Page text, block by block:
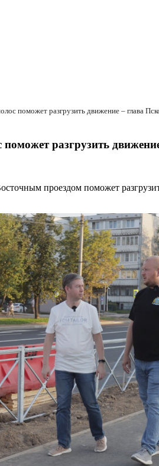
поможет разгрузить движение – глава
разгрузить
проездом поможет